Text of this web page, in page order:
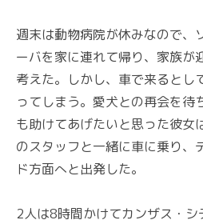
週末は動物病院が休みなので、
ーバを家に連れて帰り、家族が
考えた。しかし、車で来るとし
ってしまう。愛犬との再会を待
も助けてあげたいと思った彼女
のスタッフと一緒に車に乗り、
ド方面へと出発した。
2人は8時間かけてカンザス・